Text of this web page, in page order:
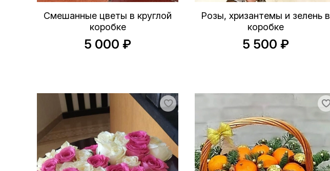
Смешанные цветы в круглой
коробке
5 000 ₽
Розы, хризантемы и зелень в
коробке
5 500 ₽